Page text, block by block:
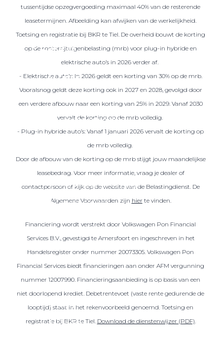
Zakelijk
Terug
Over elektrisch rijden
Over elektrisch rijden
Onderhoud en kosten
Shuttel laadoplossingen
Duurzaamheid
Veelgestelde vragen
Aanbod elektrisch
Škoda
CUPRA
tussentijdse opzegvergoeding maximaal 40% van de resterende
leasetermijnen. Afbeelding kan afwijken van de werkelijkheid.
Toetsing en registratie bij BKR te Tiel. De overheid bouwt de korting
op de motorrijtuigenbelasting (mrb) voor plug-in hybride en
elektrische auto’s in 2026 verder af.
- Elektrische auto’s: In 2026 geldt een korting van 30% op de mrb.
Vooralsnog geldt deze korting ook in 2027 en 2028, gevolgd door
een verdere afbouw naar een korting van 25% in 2029. Vanaf 2030
vervalt de korting op de mrb volledig.
- Plug-in hybride auto’s: Vanaf 1 januari 2026 vervalt de korting op
de mrb volledig.
Door de afbouw van de korting op de mrb stijgt jouw maandelijkse
leasebedrag. Voor meer informatie, vraag je dealer of
contactpersoon of kijk op de website van de Belastingdienst. De
Algemene Voorwaarden zijn hier te vinden.
Financiering wordt verstrekt door Volkswagen Pon Financial
Services B.V., gevestigd te Amersfoort en ingeschreven in het
Handelsregister onder nummer 20073305. Volkswagen Pon
Financial Services biedt financieringen aan onder AFM vergunning
nummer 12007990. Financieringsaanbieding is op basis van een
niet doorlopend krediet. Debetrentevoet (vaste rente gedurende de
looptijd) staat in het rekenvoorbeeld genoemd. Toetsing en
registratie bij BKR te Tiel. Download de dienstenwijzer (PDF).